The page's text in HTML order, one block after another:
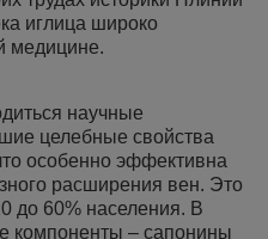
иглица широко
медицине.
научные
целебные свойства
особенно эффективна
расширения вен. Это
до 60% населения. В
компоненты – сапонины